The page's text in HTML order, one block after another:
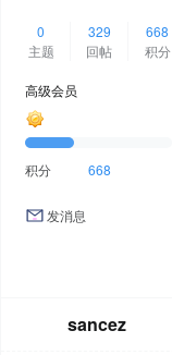
0
主题
329
回帖
668
积分
高级会员
积分 668
发消息
sancez